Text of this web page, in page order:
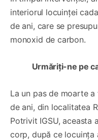
interiorul locuinței
de ani, care se
monoxid de carbon.
Urmăriți-ne pe
La un pas de moarte
de ani, din localitatea
Potrivit IGSU, aceasta
corp, după ce locuința